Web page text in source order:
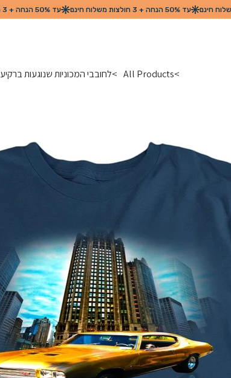
>
All Products
>לחובבי המכוניות שנוגעות ברקיע American Muscle CAR